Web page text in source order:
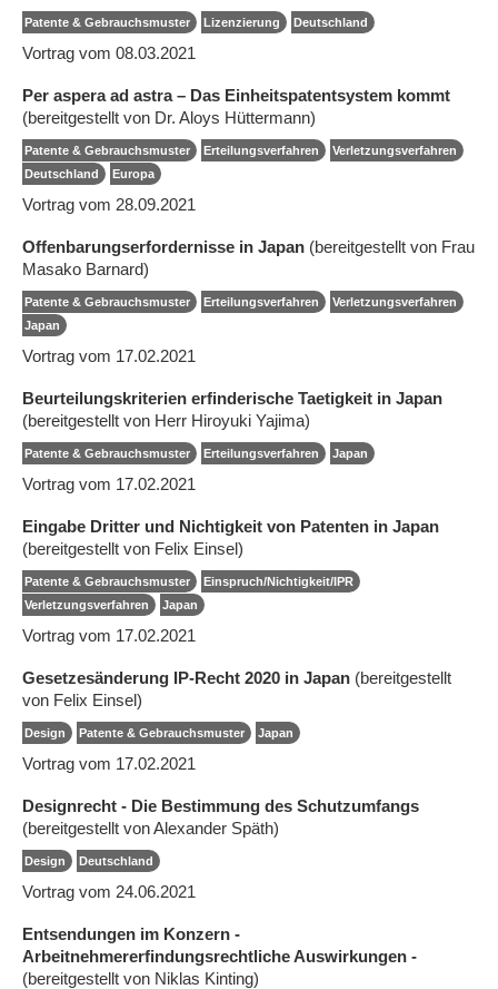
Patente & Gebrauchsmuster Lizenzierung Deutschland
Vortrag vom 08.03.2021
Per aspera ad astra – Das Einheitspatentsystem kommt
(bereitgestellt von Dr. Aloys Hüttermann)
Patente & Gebrauchsmuster Erteilungsverfahren
Verletzungsverfahren
Deutschland
Europa
Vortrag vom 28.09.2021
Offenbarungserfordernisse in Japan (bereitgestellt von Frau
Masako Barnard)
Patente & Gebrauchsmuster Erteilungsverfahren
Verletzungsverfahren
Japan
Vortrag vom 17.02.2021
Beurteilungskriterien erfinderische Taetigkeit in Japan
(bereitgestellt von Herr Hiroyuki Yajima)
Patente & Gebrauchsmuster Erteilungsverfahren Japan
Vortrag vom 17.02.2021
Eingabe Dritter und Nichtigkeit von Patenten in Japan
(bereitgestellt von Felix Einsel)
Patente & Gebrauchsmuster
Einspruch/Nichtigkeit/IPR
Verletzungsverfahren
Japan
Vortrag vom 17.02.2021
Gesetzesänderung IP-Recht 2020 in Japan (bereitgestellt
von Felix Einsel)
Design Patente & Gebrauchsmuster Japan
Vortrag vom 17.02.2021
Designrecht - Die Bestimmung des Schutzumfangs
(bereitgestellt von Alexander Späth)
Design Deutschland
Vortrag vom 24.06.2021
Entsendungen im Konzern -
Arbeitnehmererfindungsrechtliche Auswirkungen -
(bereitgestellt von Niklas Kinting)